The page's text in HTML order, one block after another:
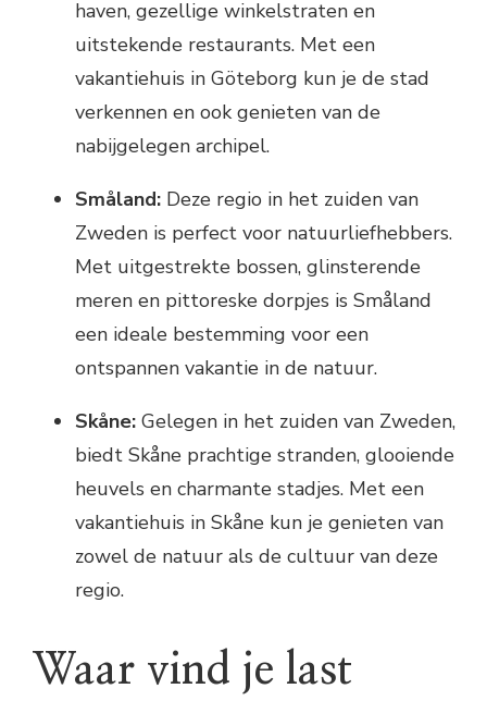
haven, gezellige winkelstraten en
uitstekende restaurants. Met een
vakantiehuis in Göteborg kun je de stad
verkennen en ook genieten van de
nabijgelegen archipel.
Småland: Deze regio in het zuiden van
Zweden is perfect voor natuurliefhebbers.
Met uitgestrekte bossen, glinsterende
meren en pittoreske dorpjes is Småland
een ideale bestemming voor een
ontspannen vakantie in de natuur.
Skåne: Gelegen in het zuiden van Zweden,
biedt Skåne prachtige stranden, glooiende
heuvels en charmante stadjes. Met een
vakantiehuis in Skåne kun je genieten van
zowel de natuur als de cultuur van deze
regio.
Waar vind je last